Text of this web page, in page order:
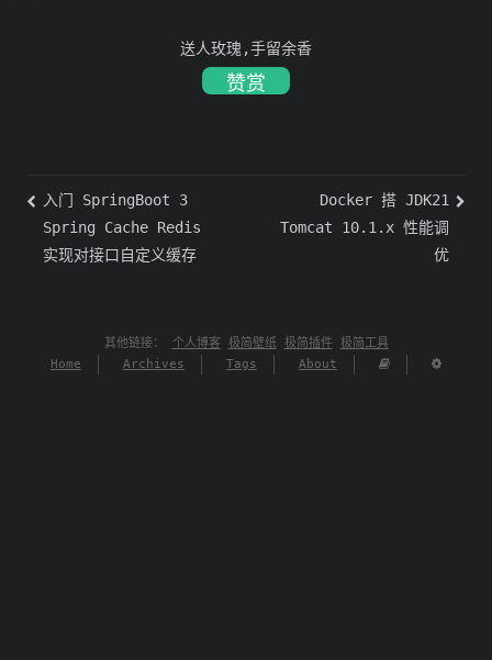
送人玫瑰,手留余香
赞赏
入门 SpringBoot 3
Spring Cache Redis
实现对接口自定义缓存
Docker 搭 JDK21
Tomcat 10.1.x 性能调
优
其他链接： 个人博客 极简壁纸 极简插件 极简工具
Home
Archives Tags About